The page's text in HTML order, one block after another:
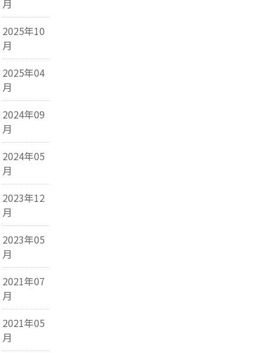
月
2025年10
月
2025年04
月
2024年09
月
2024年05
月
2023年12
月
2023年05
月
2021年07
月
2021年05
月